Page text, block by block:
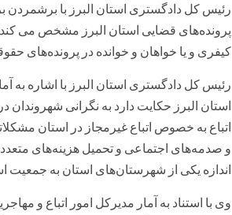
رئیس کل دادگستری استان البرز با برشمردن
پرونده‌های قضایی استان البرز مشخص می کند
کیفری و یا خواهان و خوانده در پرونده‌های
استان البرز حکایت دارد به نگرانی
اتباع به خصوص اتباع غیرمجاز در استان
و صدمه‌های اجتماعی و تحمیل هزینه‌های متعدد
اندازه یکی از شهرستان‌های استان به جمعیت